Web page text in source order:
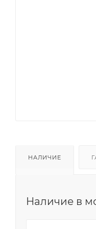
НАЛИЧИЕ
Наличие в